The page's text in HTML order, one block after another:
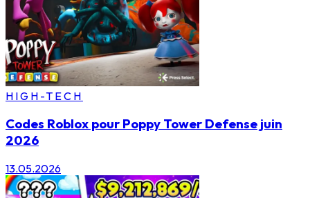
HIGH-TECH
Codes Roblox pour Poppy Tower Defense juin
2026
13.05.2026